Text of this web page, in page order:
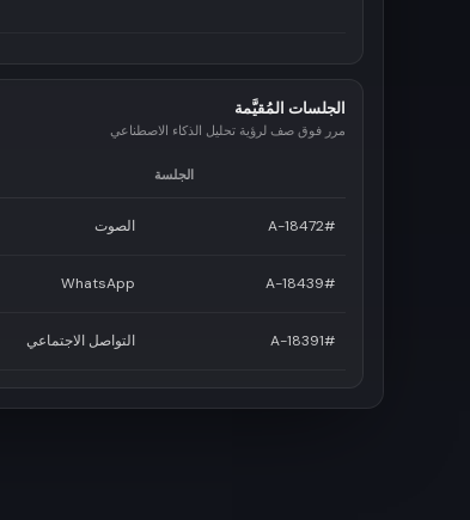
الجلسات المُقيَّمة
مرر فوق صف لرؤية تحليل الذكاء الاصطناعي
الجلسة
#A-18472 الصوت
#A-18439
WhatsApp
#A-18391 التواصل الاجتماعي